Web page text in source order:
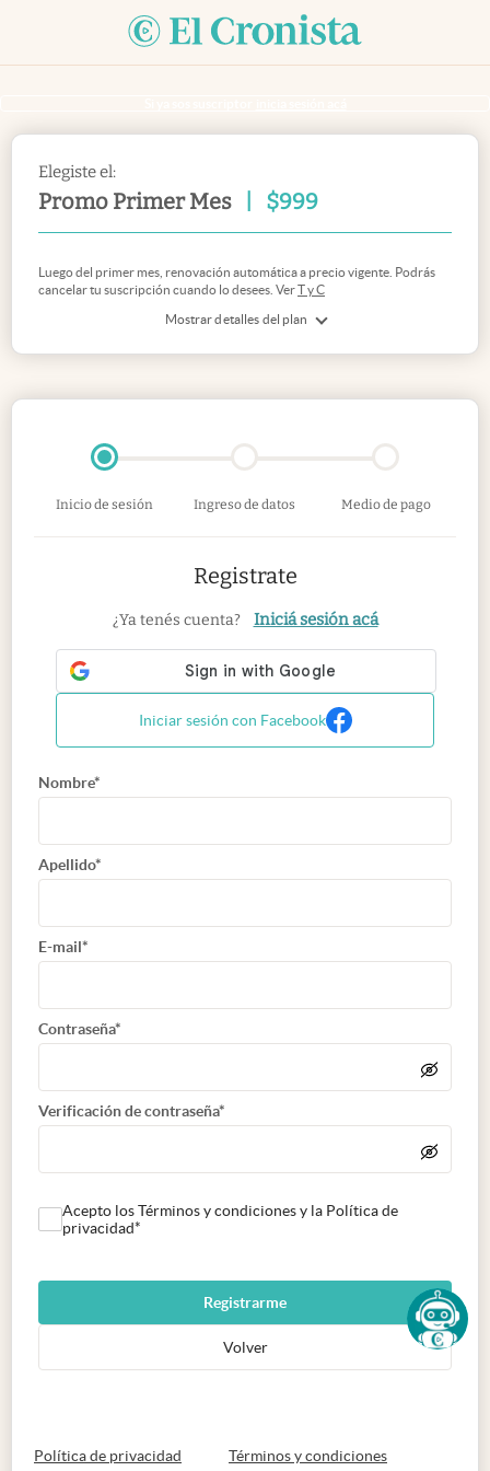
Elegiste el:
Promo Primer Mes $999
Mostrar detalles del plan
Luego del primer mes, renovación automática a precio vigente. Podrás
cancelar tu suscripción cuando lo desees. VerT y C
Inicio de sesión Ingreso de datos Medio de pago
Registrate
¿Ya tenés cuenta? Iniciá sesión acá
Iniciar sesión con Facebook
Nombre*
Apellido*
E-mail*
Contraseña*
Verificación de contraseña*
Acepto los Términos y condiciones y la Política de
privacidad*
Registrarme
Volver
Política de privacidad abre en nueva pestaña
Términos y condicionesabre en nueva